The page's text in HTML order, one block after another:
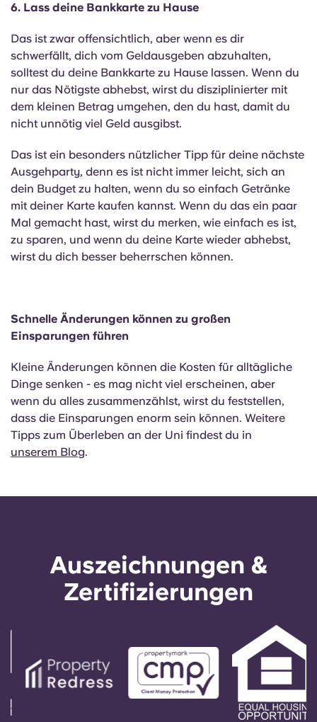
6. Lass deine Bankkarte zu Hause
Das ist zwar offensichtlich, aber wenn es dir
schwerfällt, dich vom Geldausgeben abzuhalten,
solltest du deine Bankkarte zu Hause lassen. Wenn du
nur das Nötigste abhebst, wirst du disziplinierter mit
dem kleinen Betrag umgehen, den du hast, damit du
nicht unnötig viel Geld ausgibst.
Das ist ein besonders nützlicher Tipp für deine nächste
Ausgehparty, denn es ist nicht immer leicht, sich an
dein Budget zu halten, wenn du so einfach Getränke
mit deiner Karte kaufen kannst. Wenn du das ein paar
Mal gemacht hast, wirst du merken, wie einfach es ist,
zu sparen, und wenn du deine Karte wieder abhebst,
wirst du dich besser beherrschen können.
Schnelle Änderungen können zu großen
Einsparungen führen
Kleine Änderungen können die Kosten für alltägliche
Dinge senken - es mag nicht viel erscheinen, aber
wenn du alles zusammenzählst, wirst du feststellen,
dass die Einsparungen enorm sein können. Weitere
Tipps zum Überleben an der Uni findest du in
unserem Blog.
Auszeichnungen &
Zertifizierungen